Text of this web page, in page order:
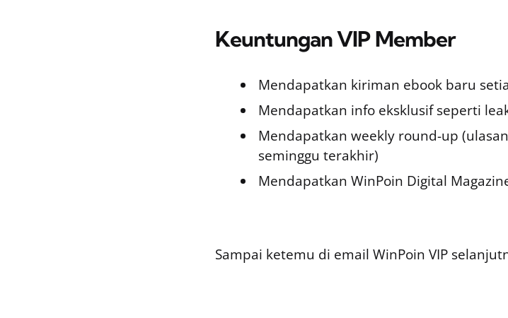
Keuntungan VIP Member
Mendapatkan kiriman ebook baru
Mendapatkan info eksklusif seperti
Mendapatkan weekly round-up
seminggu terakhir)
Mendapatkan WinPoin Digital
Sampai ketemu di email WinPoin VIP